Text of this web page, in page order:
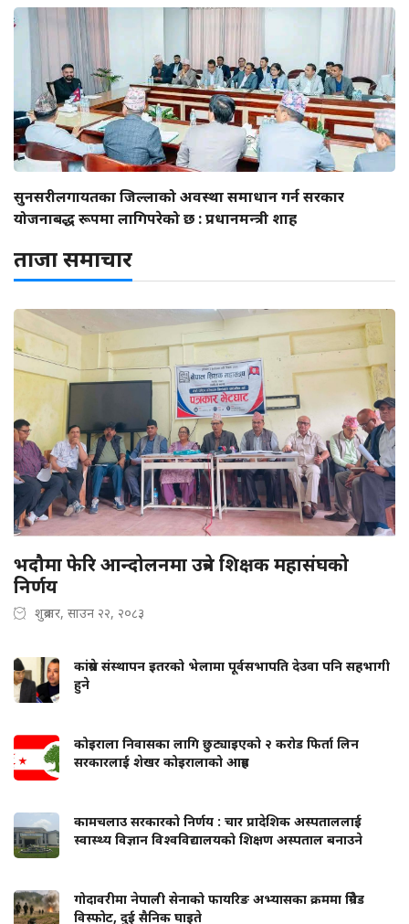
सुनसरीलगायतका जिल्लाको अवस्था समाधान गर्न सरकार
योजनाबद्ध रूपमा लागिपरेको छ : प्रधानमन्त्री शाह
ताजा समाचार
भदौमा फेरि आन्दोलनमा उत्रने शिक्षक महासंघको
निर्णय
शुक्रबार, साउन २२, २०८३
कांग्रेस संस्थापन इतरको भेलामा पूर्वसभापति देउवा पनि सहभागी
हुने
कोइराला निवासका लागि छुट्याइएको २ करोड फिर्ता लिन
सरकारलाई शेखर कोइरालाको आग्रह
कामचलाउ सरकारको निर्णय : चार प्रादेशिक अस्पताललाई
स्वास्थ्य विज्ञान विश्वविद्यालयको शिक्षण अस्पताल बनाउने
गोदावरीमा नेपाली सेनाको फायरिङ अभ्यासका क्रममा ग्रिनेड
विस्फोट, दुई सैनिक घाइते